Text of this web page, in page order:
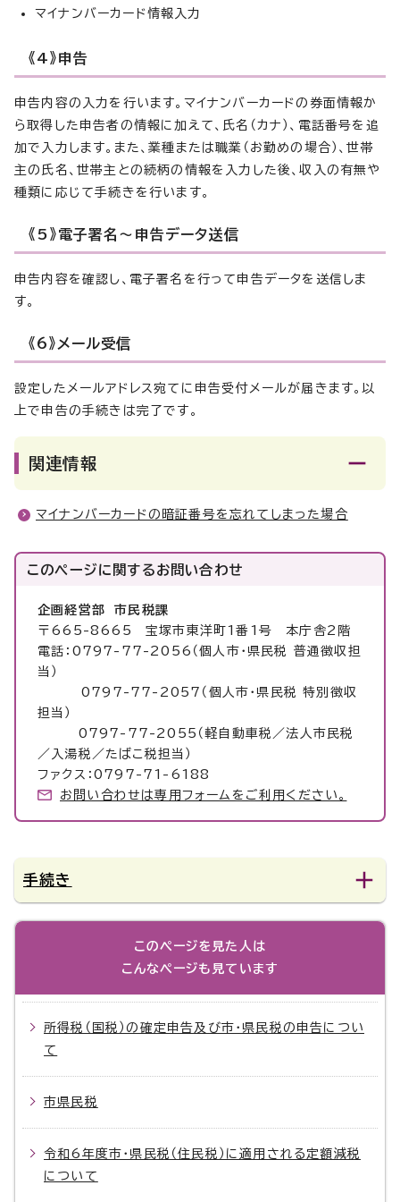
マイナンバーカード情報入力
《4》申告
申告内容の入力を行います。マイナンバーカードの券面情報か
ら取得した申告者の情報に加えて、氏名（カナ）、電話番号を追
加で入力します。また、業種または職業（お勤めの場合）、世帯
主の氏名、世帯主との続柄の情報を入力した後、収入の有無や
種類に応じて手続きを行います。
《5》電子署名～申告データ送信
申告内容を確認し、電子署名を行って申告データを送信しま
す。
《6》メール受信
設定したメールアドレス宛てに申告受付メールが届きます。以
上で申告の手続きは完了です。
関連情報
マイナンバーカードの暗証番号を忘れてしまった場合
このページに関するお問い合わせ
企画経営部 市民税課
〒665-8665 宝塚市東洋町1番1号 本庁舎2階
電話：0797-77-2056（個人市・県民税 普通徴収担
当）
0797-77-2057（個人市・県民税 特別徴収
担当）
0797-77-2055（軽自動車税／法人市民税
／入湯税／たばこ税担当）
ファクス：0797-71-6188
お問い合わせは専用フォームをご利用ください。
手続き
このページを見た人は
こんなページも見ています
所得税（国税）の確定申告及び市・県民税の申告につい
て
市県民税
令和6年度市・県民税（住民税）に適用される定額減税
について